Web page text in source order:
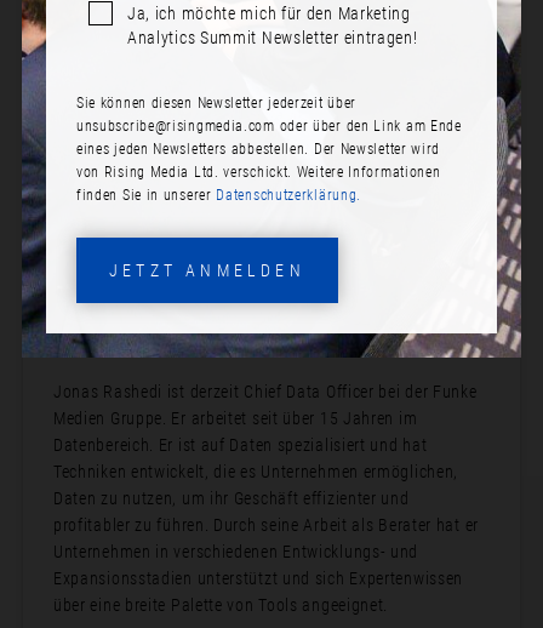
JONAS RASHEDI
Rolle:
Chief Data Officer
Bio:
Jonas Rashedi ist derzeit Chief Data Officer bei der Funke
Medien Gruppe. Er arbeitet seit über 15 Jahren im
Datenbereich. Er ist auf Daten spezialisiert und hat
Techniken entwickelt, die es Unternehmen ermöglichen,
Daten zu nutzen, um ihr Geschäft effizienter und
profitabler zu führen. Durch seine Arbeit als Berater hat er
Unternehmen in verschiedenen Entwicklungs- und
Expansionsstadien unterstützt und sich Expertenwissen
über eine breite Palette von Tools angeeignet.
Ja, ich möchte mich für den Marketing
Analytics Summit Newsletter eintragen!
Sie können diesen Newsletter jederzeit über
unsubscribe@risingmedia.com oder über den Link am Ende
eines jeden Newsletters abbestellen. Der Newsletter wird
von Rising Media Ltd. verschickt. Weitere Informationen
finden Sie in unserer Datenschutzerklärung.
JETZT ANMELDEN